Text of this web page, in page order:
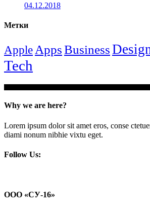
04.12.2018
Метки
Apple AppsBusiness
Tech
Why we are here?
Lorem ipsum dolor sit amet eros, conse
diami nonum nibhie vixtu eget.
Follow Us:
ООО «СУ-16»